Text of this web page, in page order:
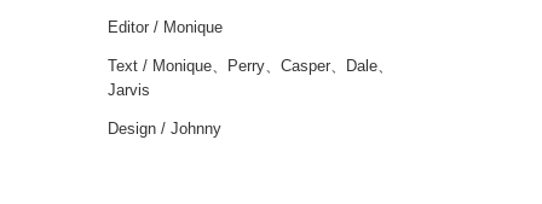
Editor / Monique
Text / Monique、Perry、Casper、Dale、
Jarvis
Design / Johnny